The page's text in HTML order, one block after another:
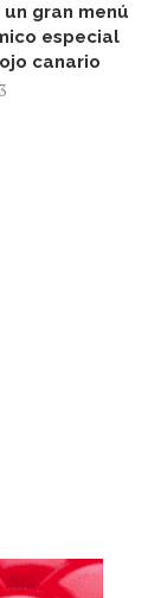
gran menú
especial
canario